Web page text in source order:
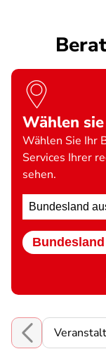
Wählen
Wählen Sie Ihr
Services Ihrer
sehen.
Standort
wählen
Choose a section